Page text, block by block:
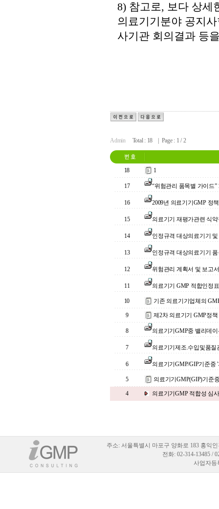
8) 참고로, 보다 상
의료기기분야 공지
사기관 회의결과 등
AdminTotal : 18 | Page : 1 / 2
18 1
17 “위험관리 품목별 가이드
16 2009년 의료기기GMP 정
15 의료기기 재평가관련 식
14 인정규격 대상의료기기
13 인정규격 대상의료기기
12 위험관리 계획서 및 보고
11 의료기기 GMP 적합인정
10 기존 의료기기업체의
9 제2차 의료기기 GMP정
8 의료기기GMP중 밸리데
7 의료기기제조.수입및품질
6 의료기기GMP/GIP기준중
5 의료기기GMP(GIP)기준
4 의료기기GMP 적합성 심
주소: 서울특별시 마포구 양화로 183 홍익
전화: 02-314-13485 /
사업자등